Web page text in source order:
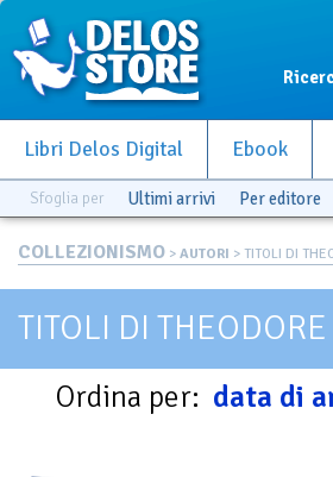
Libri Delos Digital Ebook
Sfoglia per Ultimi arrivi Per editore
COLLEZIONISMO > AUTORI > TITOLI DI
TITOLI DI
Ordina per: data di